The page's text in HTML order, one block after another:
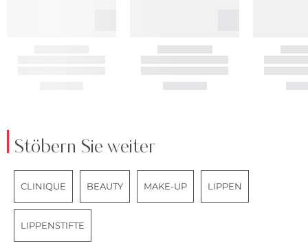
Stöbern Sie weiter
CLINIQUE BEAUTY MAKE-UP LIPPEN
LIPPENSTIFTE